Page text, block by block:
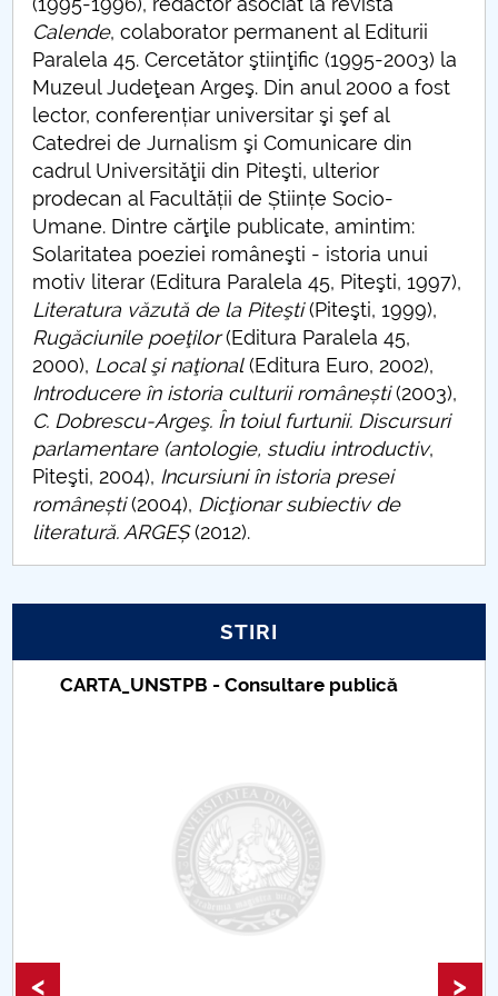
Calende, colaborator permanent al Editurii
Paralela 45. Cercetător ştiinţific (1995-2003) la
Muzeul Judeţean Argeş. Din anul 2000 a fost
lector, conferențiar universitar şi şef al
Catedrei de Jurnalism şi Comunicare din
cadrul Universităţii din Piteşti, ulterior
prodecan al Facultății de Științe Socio-
Umane. Dintre cărţile publicate, amintim:
Solaritatea poeziei româneşti - istoria unui
motiv literar (Editura Paralela 45, Piteşti, 1997),
Literatura văzută de la Piteşti(Piteşti, 1999),
Rugăciunile poeţilor(Editura Paralela 45,
2000), Local şi naţional(Editura Euro, 2002),
Introducere în istoria culturii românești(2003),
C. Dobrescu-Argeş. În toiul furtunii. Discursuri
parlamentare (antologie, studiu introductiv,
Piteşti, 2004), Incursiuni în istoria presei
românești(2004), Dicţionar subiectiv de
literatură. ARGEȘ(2012).
STIRI
Taxe de școlarizare indexate – Centrul
< >